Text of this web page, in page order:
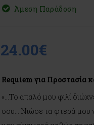
Άμεση Παράδοση
24.00€
Requiem για Προστασία
«…Το απαλό μου φιλί
σου… Νιώσε τα φτερά μου